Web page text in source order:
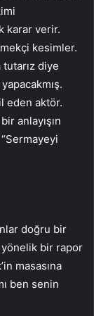
karar verir.
kesimler.
tutarız diye
eden aktör.
anlayışın
doğru bir
yönelik bir rapor
masasına
ben senin